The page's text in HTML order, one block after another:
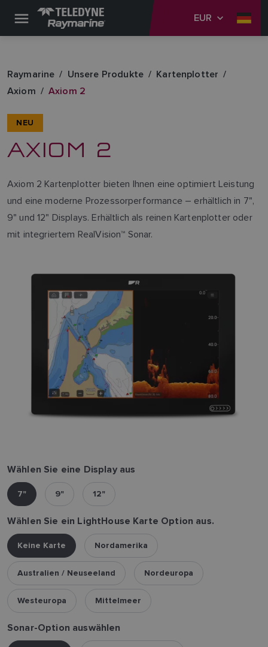
EUR
Raymarine Unsere Produkte
Kartenplotter
Axiom
Axiom 2
NEU
AXIOM 2
Axiom 2 Kartenplotter bieten Ihnen eine optimiert Leistung
und eine moderne Prozessorperformance – erhältlich in 7",
9" und 12" Displays. Erhältlich als reinen Kartenplotter oder
mit integriertem RealVision™ Sonar.
Wählen Sie eine Display aus
7" 9" 12"
Wählen Sie ein LightHouse Karte Option aus.
Keine Karte Nordamerika
Australien / Neuseeland Nordeuropa
Westeuropa Mittelmeer
Sonar-Option auswählen